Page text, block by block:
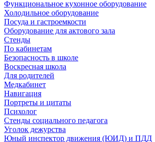
Функциональное кухонное оборудование
Холодильное оборудование
Посуда и гастроемкости
Оборудование для актового зала
Стенды
По кабинетам
Безопасность в школе
Воскресная школа
Для родителей
Медкабинет
Навигация
Портреты и цитаты
Психолог
Стенды социального педагога
Уголок дежурства
Юный инспектор движения (ЮИД) и ПДД